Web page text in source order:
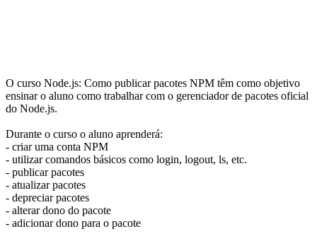
O curso Node.js: Como publicar pacotes NPM têm como objetivo
ensinar o aluno como trabalhar com o gerenciador de pacotes oficial
do Node.js.
Durante o curso o aluno aprenderá:
- criar uma conta NPM
- utilizar comandos básicos como login, logout, ls, etc.
- publicar pacotes
- atualizar pacotes
- depreciar pacotes
- alterar dono do pacote
- adicionar dono para o pacote